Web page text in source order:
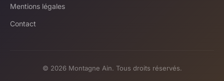
Mentions légales
Contact
© 2026 Montagne Ain. Tous droits réservés.